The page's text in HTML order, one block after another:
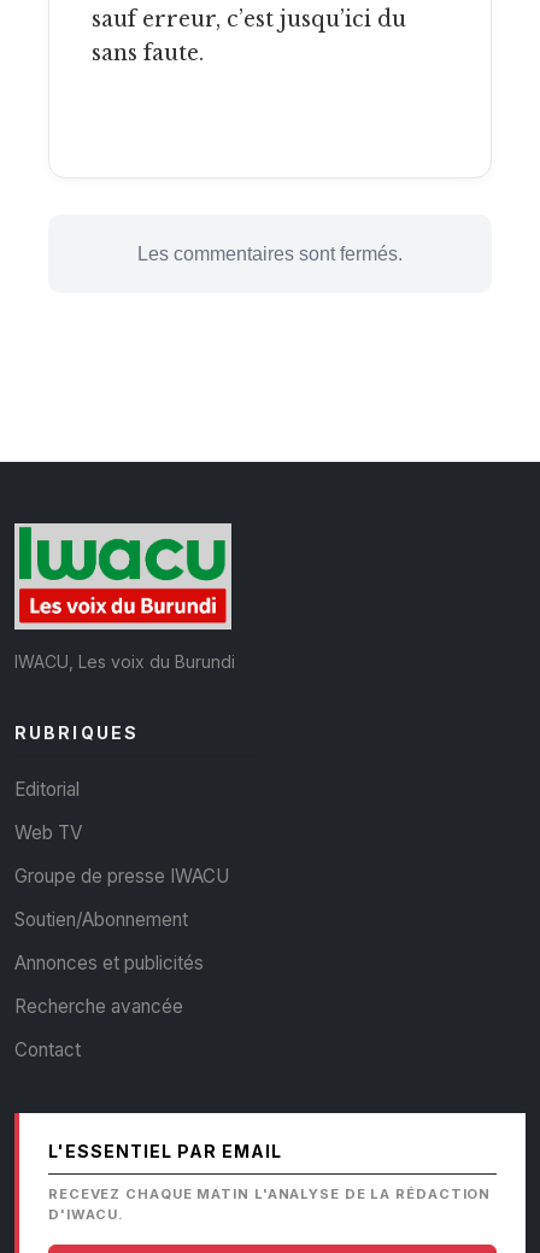
sauf erreur, c’est jusqu’ici du
sans faute.
Les commentaires sont fermés.
IWACU, Les voix du Burundi
RUBRIQUES
Editorial
Web TV
Groupe de presse IWACU
Soutien/Abonnement
Annonces et publicités
Recherche avancée
Contact
L'ESSENTIEL PAR EMAIL
RECEVEZ CHAQUE MATIN L'ANALYSE DE LA RÉDACTION
D'IWACU.